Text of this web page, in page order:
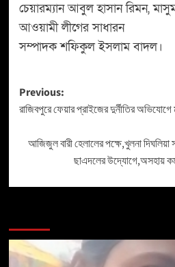
চেয়ারম্যান আবুল হাসান রিমন,
আওয়ামী লীগের সাধারন
সম্পাদক শফিকুল ইসলাম বাদল।
Previous:
রাজিবপুরে ফেয়ার প্রাইজের দুর্নীতির অভিযোগে
আজিজুল বারী হেলালের পক্ষে,খুলনা
ছাএদলের উদ্যোগে,অসহায়